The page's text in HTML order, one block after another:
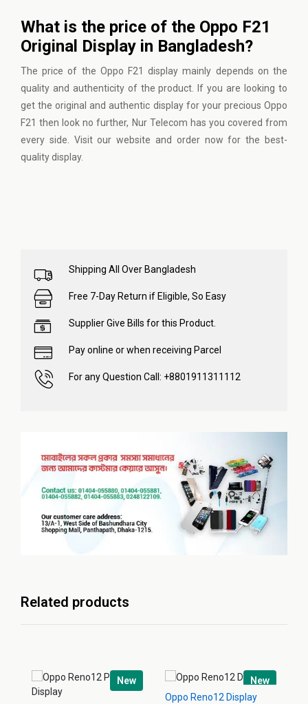
What is the price of the Oppo F21
Original Display in Bangladesh?
The price of the Oppo F21 display mainly depends on the
quality and authenticity of the product. If you are looking to
get the original and authentic display for your precious Oppo
F21 then look no further, Nur Telecom has you covered from
every side. Visit our website and order now for the best-
quality display.
Shipping All Over Bangladesh
Free 7-Day Return if Eligible, So Easy
Supplier Give Bills for this Product.
Pay online or when receiving Parcel
For any Question Call: +8801911311112
Related products
New
New
Oppo Reno12 Display